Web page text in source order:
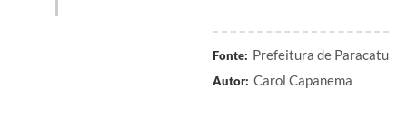
Fonte: Prefeitura de Paracatu
Autor: Carol Capanema